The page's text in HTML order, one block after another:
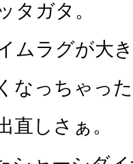
タガタ。
ムラグが大
なっちゃっ
直しさぁ。